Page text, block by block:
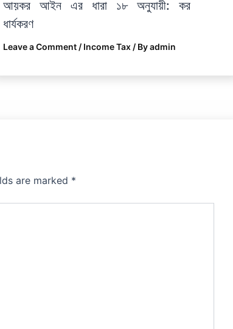
আয়কর আইন এর ধারা ১৮ অনুযায়ী: কর
ধার্যকরণ
Leave a Comment / Income Tax/ Byadmin
are marked *